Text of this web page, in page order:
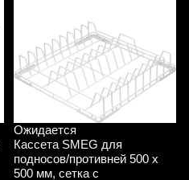
Ожидается
Кассета SMEG для
подносов/противней 500 x
500 мм, сетка с